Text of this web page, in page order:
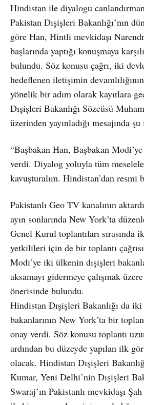
Hindistan ile diyalogu
Pakistan Dışişleri Bakanlığı’nın
göre Han, Hintli mevkidaşı
başlarında yaptığı konuşmaya
bulundu. Söz konusu çağrı, iki
hedeflenen iletişimin
yönelik bir adım olarak kayıtlara
Dışişleri Bakanlığı Sözcüsü
üzerinden yayınladığı mesajında
“Başbakan Han, Başbakan
verdi. Diyalog yoluyla tüm
kavuşturalım. Hindistan’dan resmi
Pakistanlı Geo TV kanalının
ayın sonlarında New York’ta
Genel Kurul toplantıları sırasında
yetkilileri için de bir toplantı
Modi’ye iki ülkenin dışişleri
aksamayı gidermeye çalışmak
önerisinde bulundu.
Hindistan Dışişleri Bakanlığı da
bakanlarının New York’ta bir
onay verdi. Söz konusu toplantı
ardından bu düzeyde yapılan ilk
olacak. Hindistan Dışişleri
Kumar, Yeni Delhi’nin Dışişleri
Swaraj’ın Pakistanlı mevkidaşı